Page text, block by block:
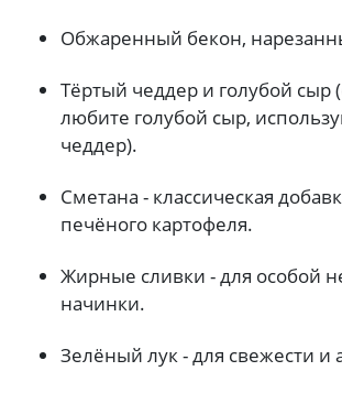
Обжаренный бекон,
Тёртый чеддер и голубой сыр
любите голубой сыр,
чеддер).
Сметана - классическая
печёного картофеля.
Жирные сливки - для особой
начинки.
Зелёный лук - для свежести и